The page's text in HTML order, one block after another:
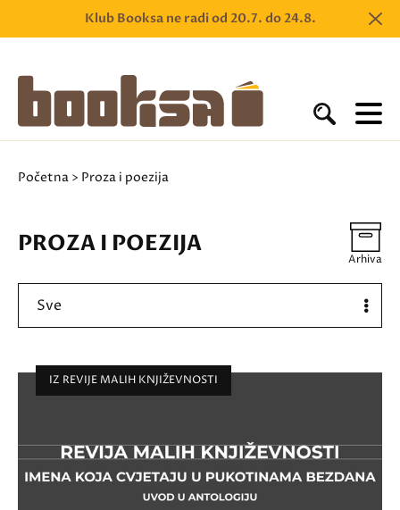
Klub Booksa ne radi od 20.7. do 24.8.
Početna > Proza i poezija
PROZA I POEZIJA
Sve
Arhiva
IZ REVIJE MALIH KNJIŽEVNOSTI